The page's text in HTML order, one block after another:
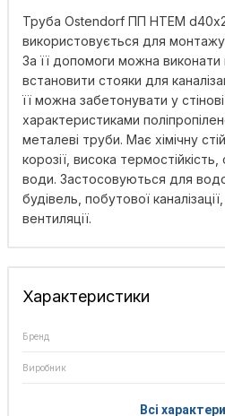
Труба Ostendorf ПП HTEM
використовується для монтажу
За її допомоги можна виконати
встановити стояки для
її можна забетонувати у
характеристиками
металеві труби. Має хімічну
корозії, висока термостійкість,
води. Застосовуються для
будівель, побутової
вентиляції.
Характеристики
Бренд
Виробник
Всі